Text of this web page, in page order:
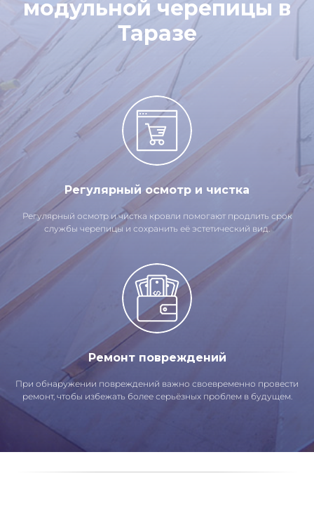
модульной черепицы в
Таразе
Регулярный осмотр и чистка
Регулярный осмотр и чистка кровли помогают продлить срок
службы черепицы и сохранить её эстетический вид.
Ремонт повреждений
При обнаружении повреждений важно своевременно провести
ремонт, чтобы избежать более серьёзных проблем в будущем.